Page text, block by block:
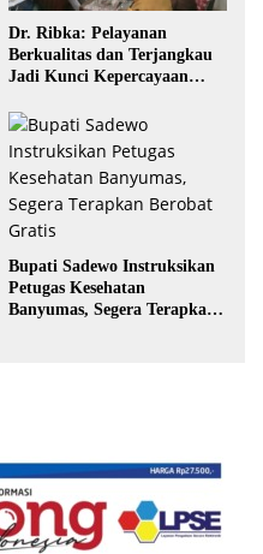
Dr. Ribka: Pelayanan
Berkualitas dan Terjangkau
Jadi Kunci Kepercayaan
Bupati Sadewo Instruksikan
Petugas Kesehatan
Banyumas, Segera Terapkan